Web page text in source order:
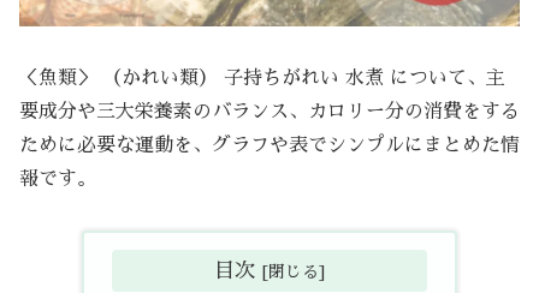
＜魚類＞ （かれい類） 子持ちがれい 水煮 について、主
要成分や三大栄養素のバランス、カロリー分の消費をする
ために必要な運動を、グラフや表でシンプルにまとめた情
報です。
目次